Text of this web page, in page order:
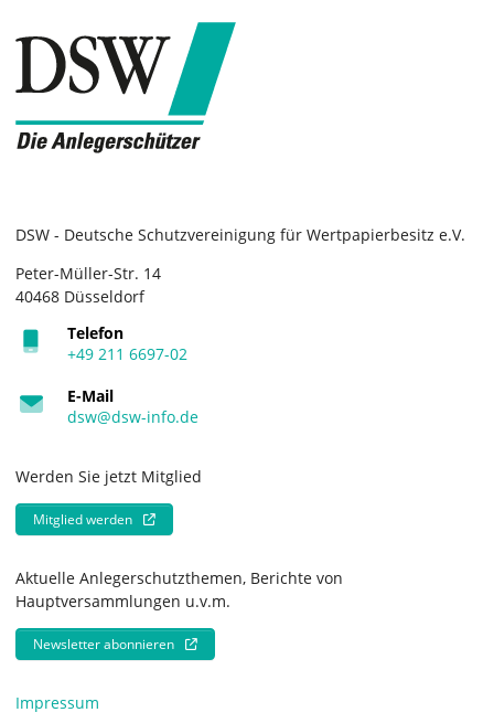
DSW - Deutsche Schutzvereinigung für Wertpapierbesitz e.V.
Peter-Müller-Str. 14
40468 Düsseldorf
Telefon
+49 211 6697-02
E-Mail
dsw@dsw-info.de
Werden Sie jetzt Mitglied
Mitglied werden
Aktuelle Anlegerschutzthemen, Berichte von
Hauptversammlungen u.v.m.
Newsletter abonnieren
Impressum